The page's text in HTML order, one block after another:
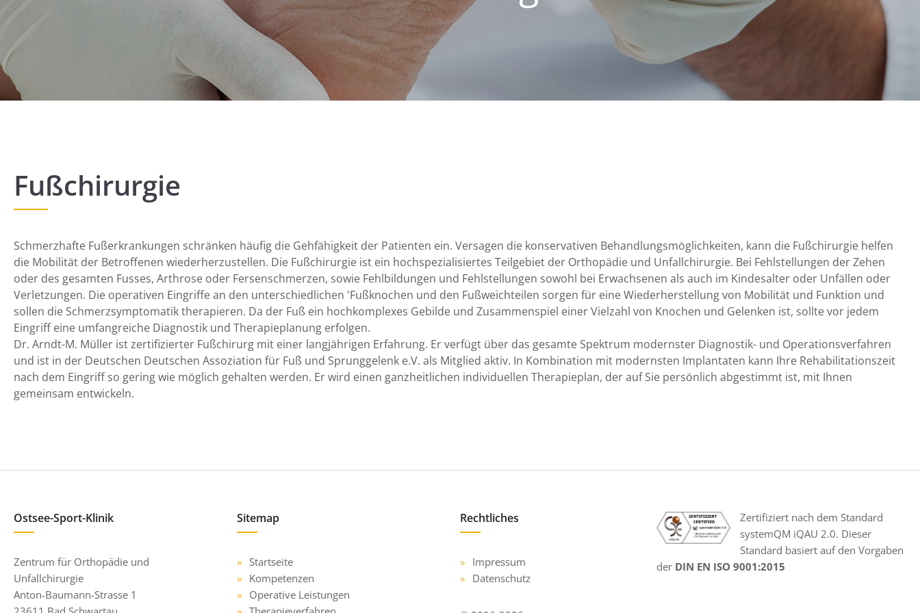
Fußchirurgie
Schmerzhafte Fußerkrankungen schränken häufig die Gehfähigkeit der Patienten ein. Versagen die konservativen Behandlungsmöglichkeiten, kann die Fußchirurgie helfen
die Mobilität der Betroffenen wiederherzustellen. Die Fußchirurgie ist ein hochspezialisiertes Teilgebiet der Orthopädie und Unfallchirurgie. Bei Fehlstellungen der Zehen
oder des gesamten Fusses, Arthrose oder Fersenschmerzen, sowie Fehlbildungen und Fehlstellungen sowohl bei Erwachsenen als auch im Kindesalter oder Unfällen oder
Verletzungen. Die operativen Eingriffe an den unterschiedlichen 'Fußknochen und den Fußweichteilen sorgen für eine Wiederherstellung von Mobilität und Funktion und
sollen die Schmerzsymptomatik therapieren. Da der Fuß ein hochkomplexes Gebilde und Zusammenspiel einer Vielzahl von Knochen und Gelenken ist, sollte vor jedem
Eingriff eine umfangreiche Diagnostik und Therapieplanung erfolgen.
Dr. Arndt-M. Müller ist zertifizierter Fußchirurg mit einer langjährigen Erfahrung. Er verfügt über das gesamte Spektrum modernster Diagnostik- und Operationsverfahren
und ist in der Deutschen Deutschen Assoziation für Fuß und Sprunggelenk e.V. als Mitglied aktiv. In Kombination mit modernsten Implantaten kann Ihre Rehabilitationszeit
nach dem Eingriff so gering wie möglich gehalten werden. Er wird einen ganzheitlichen individuellen Therapieplan, der auf Sie persönlich abgestimmt ist, mit Ihnen
gemeinsam entwickeln.
Ostsee-Sport-Klinik
Zentrum für Orthopädie und
Unfallchirurgie
Anton-Baumann-Strasse 1
Sitemap
Startseite
Kompetenzen
Operative Leistungen
Rechtliches
Impressum
Datenschutz
Zertifiziert nach dem Standard
systemQM iQAU 2.0. Dieser
Standard basiert auf den Vorgaben
der DIN EN ISO 9001:2015